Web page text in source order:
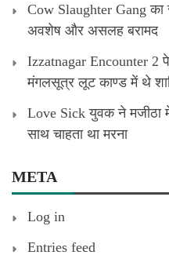
Cow Slaughter Gang का
अवशेष और असलह बरामद
Izzatnagar Encounter 2
मंगलसूत्र लूट काण्‍ड में थे
Love Sick युवक ने मजीठा
साथ चाहता था मरना
META
Log in
Entries feed